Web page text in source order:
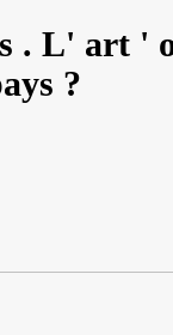
. L' art '
?